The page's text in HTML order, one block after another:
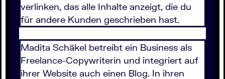
verlinken, das alle Inhalte anzeigt, die du
für andere Kunden geschrieben hast.
​Madita Schäkel betreibt ein Business als
Freelance-Copywriterin und integriert auf
ihrer Website auch einen Blog. In ihren